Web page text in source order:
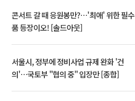
콘서트 갈 때 응원봉만?⋯'최애' 위한 필수
품 등장이오! [솔드아웃]
서울시, 정부에 정비사업 규제 완화 '건
의'⋯국토부 "협의 중" 입장만 [종합]